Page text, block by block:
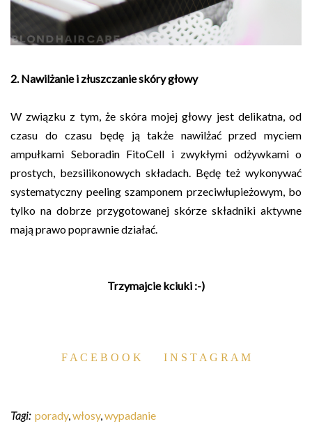
2. Nawilżanie i złuszczanie skóry głowy
W związku z tym, że skóra mojej głowy jest delikatna, od
czasu do czasu będę ją także nawilżać przed myciem
ampułkami Seboradin FitoCell i zwykłymi odżywkami o
prostych, bezsilikonowych składach. Będę też wykonywać
systematyczny peeling szamponem przeciwłupieżowym, bo
tylko na dobrze przygotowanej skórze składniki aktywne
mają prawo poprawnie działać.
Trzymajcie kciuki :-)
F A C E B O O K I N S T A G R A M
Tagi: porady,włosy,wypadanie